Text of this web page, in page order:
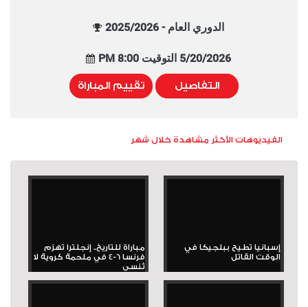
الدوري العام - 2025/2026
5/20/2026 التوقيت 8:00 PM
التفاصيل تقييم المباراة
الفيديوهات الأكثر مشاهدة خلال شهر
إسبانيا تطيح ببلجيكا في
الوقت القاتل
مباراة للتاريخ.. إنجلترا تهزم
فرنسا 6-4 في ملحمة كروية لا
تُنسى